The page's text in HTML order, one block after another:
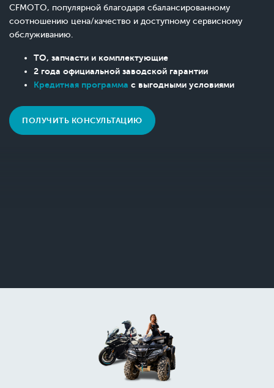
CFMOTO, популярной благодаря сбалансированному
соотношению цена/качество и доступному сервисному
обслуживанию.
ТО, запчасти и комплектующие
2 года официальной заводской гарантии
Кредитная программа с выгодными условиями
ПОЛУЧИТЬ КОНСУЛЬТАЦИЮ